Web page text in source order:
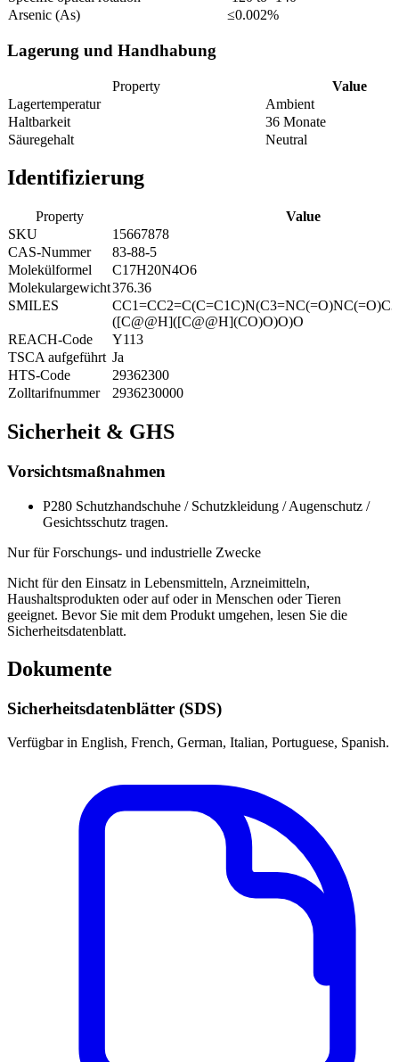
Arsenic (As)
≤0.002%
Lagerung und Handhabung
Property
Value
Lagertemperatur
Ambient
Haltbarkeit
36 Monate
Säuregehalt
Neutral
Identifizierung
Property
Value
SKU
15667878
CAS-Nummer
83-88-5
Molekülformel
C17H20N4O6
Molekulargewicht376.36
SMILES
([C@@H]([C@@H](CO)O)O)O
REACH-Code
Y113
TSCA aufgeführt Ja
HTS-Code
29362300
Zolltarifnummer
2936230000
Sicherheit & GHS
Vorsichtsmaßnahmen
P280 Schutzhandschuhe / Schutzkleidung / Augenschutz /
Gesichtsschutz tragen.
Nur für Forschungs- und industrielle Zwecke
Nicht für den Einsatz in Lebensmitteln, Arzneimitteln,
Haushaltsprodukten oder auf oder in Menschen oder Tieren
geeignet. Bevor Sie mit dem Produkt umgehen, lesen Sie die
Sicherheitsdatenblatt.
Dokumente
Sicherheitsdatenblätter (SDS)
Verfügbar in English, French, German, Italian, Portuguese, Spanish.